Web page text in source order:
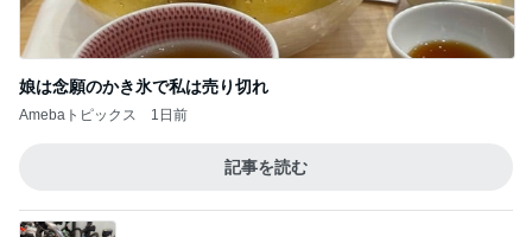
娘は念願のかき氷で私は売り切れ
Amebaトピックス 1日前
記事を読む